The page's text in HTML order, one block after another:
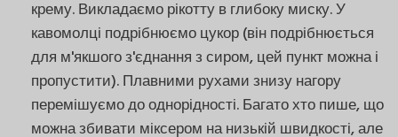
крему. Викладаємо рікотту в глибоку миску. У
кавомолці подрібнюємо цукор (він подрібнюється
для м'якшого з'єднання з сиром, цей пункт можна і
пропустити). Плавними рухами знизу нагору
перемішуємо до однорідності. Багато хто пише, що
можна збивати міксером на низькій швидкості, але